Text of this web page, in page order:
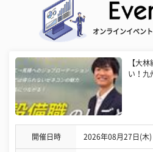
オンラインイベン
【大
い！九
開催日時 2026年08月27日(木